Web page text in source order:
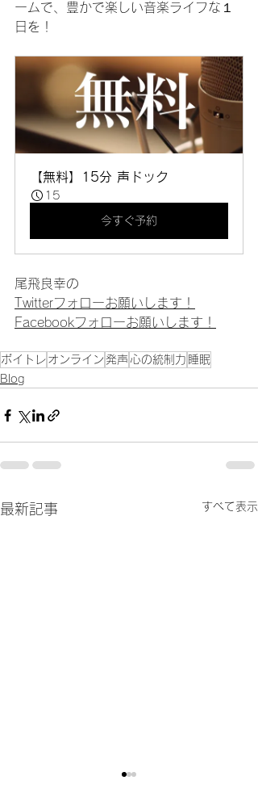
ームで、豊かで楽しい音楽ライフな１
日を！
【無料】15分 声ドック
15
今すぐ予約
尾飛良幸の
Twitterフォローお願いします！
Facebookフォローお願いします！
ボイトレ オンライン 発声 心の統制力 睡眠
Blog
最新記事 すべて表示